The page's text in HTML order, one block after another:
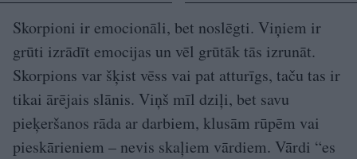
Skorpioni ir emocionāli, bet noslēgti. Viņiem ir
grūti izrādīt emocijas un vēl grūtāk tās izrunāt.
Skorpions var šķist vēss vai pat atturīgs, taču tas ir
tikai ārējais slānis. Viņš mīl dziļi, bet savu
pieķeršanos rāda ar darbiem, klusām rūpēm vai
pieskārieniem – nevis skaļiem vārdiem. Vārdi “es